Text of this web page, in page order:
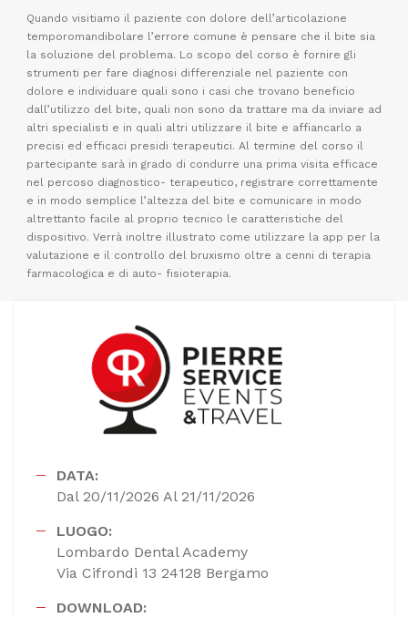
Quando visitiamo il paziente con dolore dell’articolazione
temporomandibolare l’errore comune è pensare che il bite sia
la soluzione del problema. Lo scopo del corso è fornire gli
strumenti per fare diagnosi differenziale nel paziente con
dolore e individuare quali sono i casi che trovano beneficio
dall’utilizzo del bite, quali non sono da trattare ma da inviare ad
altri specialisti e in quali altri utilizzare il bite e affiancarlo a
precisi ed efficaci presidi terapeutici. Al termine del corso il
partecipante sarà in grado di condurre una prima visita efficace
nel percoso diagnostico- terapeutico, registrare correttamente
e in modo semplice l’altezza del bite e comunicare in modo
altrettanto facile al proprio tecnico le caratteristiche del
dispositivo. Verrà inoltre illustrato come utilizzare la app per la
valutazione e il controllo del bruxismo oltre a cenni di terapia
farmacologica e di auto- fisioterapia.
DATA:
Dal 20/11/2026 Al 21/11/2026
LUOGO:
Lombardo Dental Academy
Via Cifrondi 13 24128 Bergamo
DOWNLOAD: